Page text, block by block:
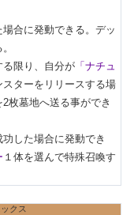
合に発動できる。デッ
限り、自分が 「ナチュ
ターをリリースする場
枚墓地へ送る事ができ
した場合に発動でき
１体を選んで特殊召喚す
クス